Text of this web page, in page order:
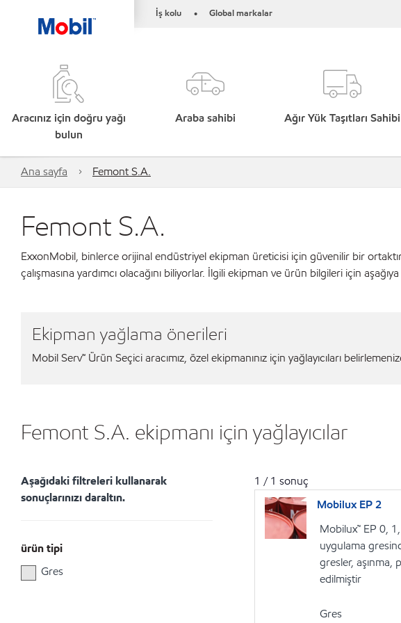
İş kolu • Global markalar
Aracınız için doğru yağı
bulun
Araba sahibi Ağır Yük Taşıtları Sahibi
Ana sayfa Femont S.A.
Femont S.A.
ExxonMobil, binlerce orijinal endüstriyel ekipman üreticisi için güvenilir bir
çalışmasına yardımcı olacağını biliyorlar. İlgili ekipman ve ürün bilgileri için
Ekipman yağlama önerileri
Mobil Serv℠ Ürün Seçici aracımız, özel ekipmanınız için yağlayıcıları
Femont S.A. ekipmanı için yağlayıcılar
Aşağıdaki filtreleri kullanarak
sonuçlarınızı daraltın.
ürün tipi
Gres
1 /1 sonuç
Mobilux EP 2
Mobilux™ EP 0,
uygulama
gresler, aşınma,
edilmiştir
Gres